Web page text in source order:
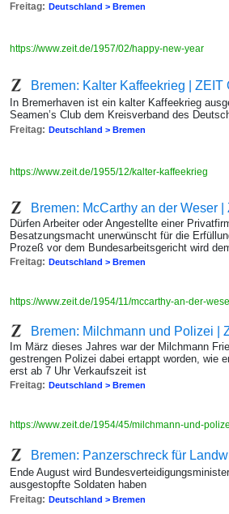
Freitag: Deutschland > Bremen
https://www.zeit.de/1957/02/happy-new-year
Bremen: Kalter Kaffeekrieg | ZEIT
In Bremerhaven ist ein kalter Kaffeekrieg
Seamen’s Club dem Kreisverband des
Freitag: Deutschland > Bremen
https://www.zeit.de/1955/12/kalter-kaffeekrieg
Bremen: McCarthy an der Weser |
Dürfen Arbeiter oder Angestellte einer
Besatzungsmacht unerwünscht für die
Prozeß vor dem Bundesarbeitsgericht wird
Freitag: Deutschland > Bremen
https://www.zeit.de/1954/11/mccarthy-an-der-
Bremen: Milchmann und Polizei |
Im März dieses Jahres war der Milchmann
gestrengen Polizei dabei ertappt worden, wie
erst ab 7 Uhr Verkaufszeit ist
Freitag: Deutschland > Bremen
https://www.zeit.de/1954/45/milchmann-und-
Bremen: Panzerschreck für
Ende August wird
ausgestopfte Soldaten haben
Freitag: Deutschland > Bremen